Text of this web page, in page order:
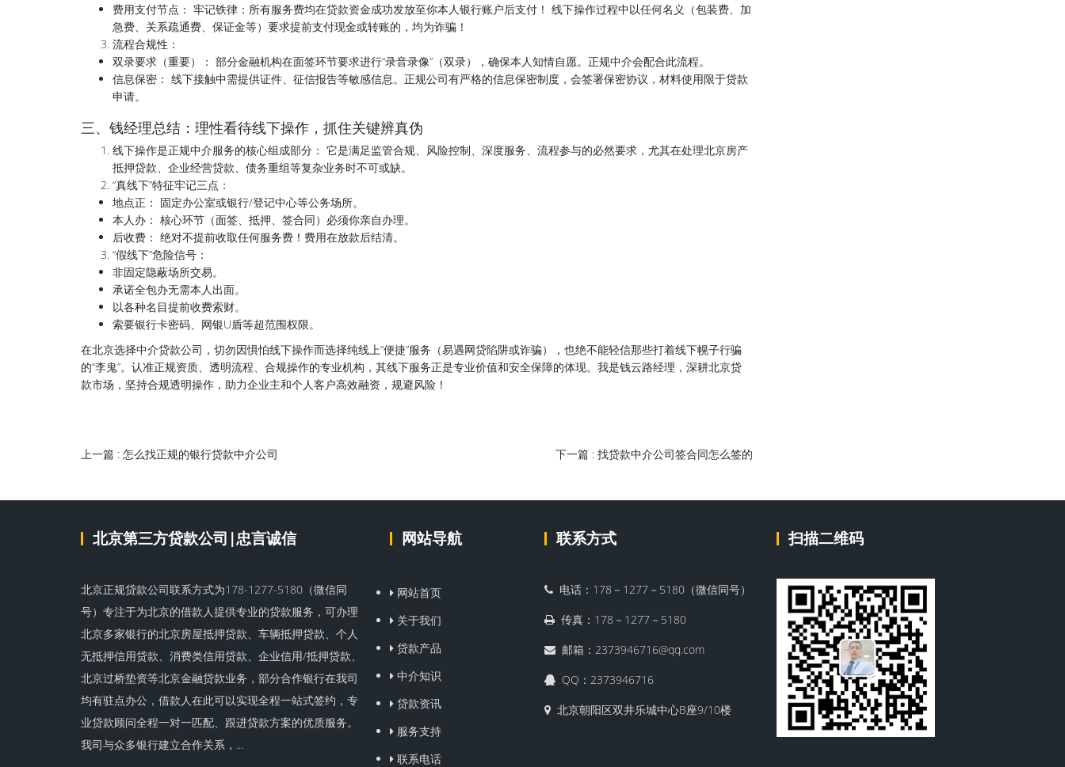
费用支付节点： 牢记铁律：所有服务费均在贷款资金成功发放至你本人银行账户后支付！ 线下操作过程中以任何名义（包装费、加
急费、关系疏通费、保证金等）要求提前支付现金或转账的，均为诈骗！
流程合规性：
双录要求（重要）： 部分金融机构在面签环节要求进行“录音录像”（双录），确保本人知情自愿。正规中介会配合此流程。
信息保密： 线下接触中需提供证件、征信报告等敏感信息。正规公司有严格的信息保密制度，会签署保密协议，材料使用限于贷款
申请。
三、钱经理总结：理性看待线下操作，抓住关键辨真伪
线下操作是正规中介服务的核心组成部分： 它是满足监管合规、风险控制、深度服务、流程参与的必然要求，尤其在处理北京房产
抵押贷款、企业经营贷款、债务重组等复杂业务时不可或缺。
“真线下”特征牢记三点：
地点正： 固定办公室或银行/登记中心等公务场所。
本人办： 核心环节（面签、抵押、签合同）必须你亲自办理。
后收费： 绝对不提前收取任何服务费！费用在放款后结清。
“假线下”危险信号：
非固定隐蔽场所交易。
承诺全包办无需本人出面。
以各种名目提前收费索财。
索要银行卡密码、网银U盾等超范围权限。
在北京选择中介贷款公司，切勿因惧怕线下操作而选择纯线上“便捷”服务（易遇网贷陷阱或诈骗），也绝不能轻信那些打着线下幌子行骗
的“李鬼”。认准正规资质、透明流程、合规操作的专业机构，其线下服务正是专业价值和安全保障的体现。我是钱云路经理，深耕北京贷
款市场，坚持合规透明操作，助力企业主和个人客户高效融资，规避风险！
上一篇 : 怎么找正规的银行贷款中介公司 下一篇 : 找贷款中介公司签合同怎么签的
北京第三方贷款公司|忠言诚信
北京正规贷款公司联系方式为178-1277-5180（微信同
号）专注于为北京的借款人提供专业的贷款服务，可办理
北京多家银行的北京房屋抵押贷款、车辆抵押贷款、个人
无抵押信用贷款、消费类信用贷款、企业信用/抵押贷款、
北京过桥垫资等北京金融贷款业务，部分合作银行在我司
均有驻点办公，借款人在此可以实现全程一站式签约，专
业贷款顾问全程一对一匹配、跟进贷款方案的优质服务。
我司与众多银行建立合作关系，...
网站导航
网站首页
关于我们
贷款产品
中介知识
贷款资讯
服务支持
联系电话
联系方式
电话：178－1277－5180（微信同号）
传真：178－1277－5180
邮箱：2373946716@qq.com
QQ：2373946716
北京朝阳区双井乐城中心B座9/10楼
扫描二维码